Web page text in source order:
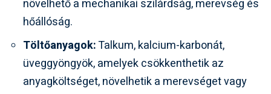
növelhető a mechanikai szilárdság, merevség és
hőállóság.
Töltőanyagok:Talkum, kalcium-karbonát,
üveggyöngyök, amelyek csökkenthetik az
anyagköltséget, növelhetik a merevséget vagy